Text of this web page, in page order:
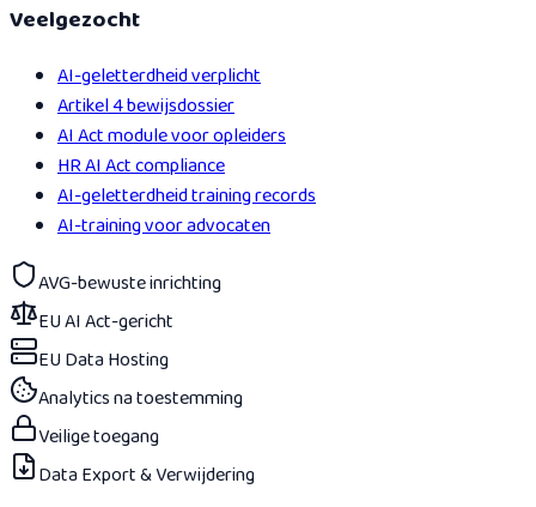
Veelgezocht
AI-geletterdheid verplicht
Artikel 4 bewijsdossier
AI Act module voor opleiders
HR AI Act compliance
AI-geletterdheid training records
AI-training voor advocaten
AVG-bewuste inrichting
EU AI Act-gericht
EU Data Hosting
Analytics na toestemming
Veilige toegang
Data Export & Verwijdering